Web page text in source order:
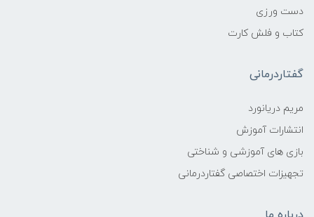
دست ورزی
کتاب و فلش کارت
گفتاردرمانی
مریم دریانورد
انتشارات آموزش
بازی های آموزشی و شناختی
تجهیزات اختصاصی گفتاردرمانی